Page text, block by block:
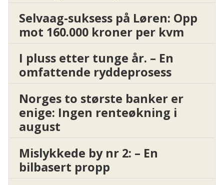
Selvaag-suksess på Løren: Opp
mot 160.000 kroner per kvm
I pluss etter tunge år. – En
omfattende ryddeprosess
Norges to største banker er
enige: Ingen renteøkning i
august
Mislykkede by nr 2: – En
bilbasert propp